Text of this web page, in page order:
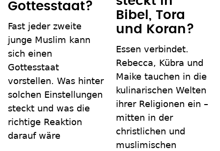
Gottesstaat?
Fast jeder zweite
junge Muslim kann
sich einen
Gottesstaat
vorstellen. Was hinter
solchen Einstellungen
steckt und was die
richtige Reaktion
darauf wäre
Bibel, Tora
und Koran?
Essen verbindet.
Rebecca, Kübra und
Maike tauchen in die
kulinarischen Welten
ihrer Religionen ein –
mitten in der
christlichen und
muslimischen